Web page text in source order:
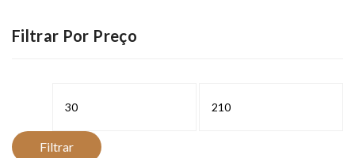
Filtrar Por Preço
Filtrar